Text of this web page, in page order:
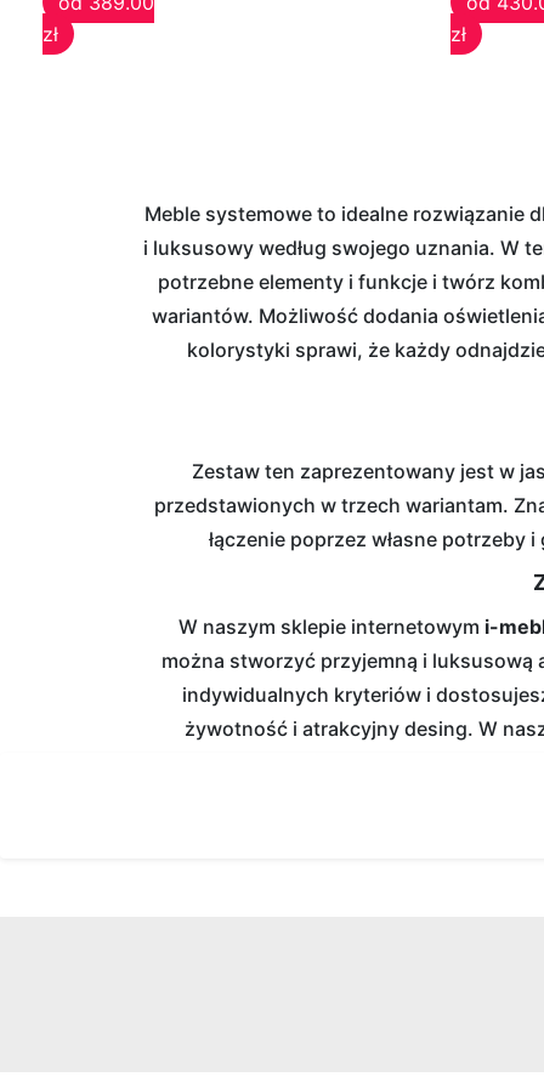
kształcie
litery
kształcie
kontynentalne
zł
zł
Meble systemowe to idealne rozwiązanie
i luksusowy według swojego uznania. W
potrzebne elementy i funkcje i twórz
wariantów. Możliwość dodania
kolorystyki sprawi, że każdy
Zestaw ten zaprezentowany jest w
przedstawionych w trzech wariantam.
łączenie poprzez własne
W naszym sklepie internetowym i-
można stworzyć przyjemną i luksusową
indywidualnych kryteriów i
żywotność i atrakcyjny desing. W